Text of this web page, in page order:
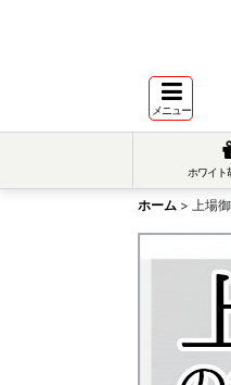
メニュー
ホワイト
ホーム > 上場